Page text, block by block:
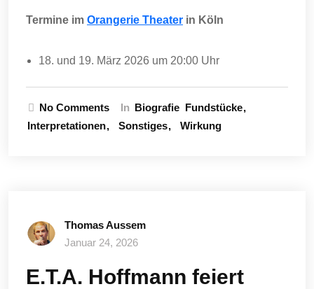
Termine im Orangerie Theater in Köln
18. und 19. März 2026 um 20:00 Uhr
No Comments In Biografie Fundstücke
Interpretationen
Sonstiges Wirkung
Thomas Aussem
Januar 24, 2026
E.T.A. Hoffmann feiert